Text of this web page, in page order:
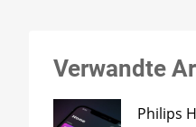
Verwandte
Philips